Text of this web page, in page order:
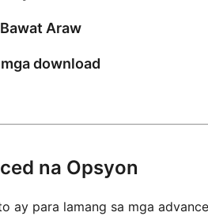
Araw
download
na Opsyon
ay para lamang sa mga